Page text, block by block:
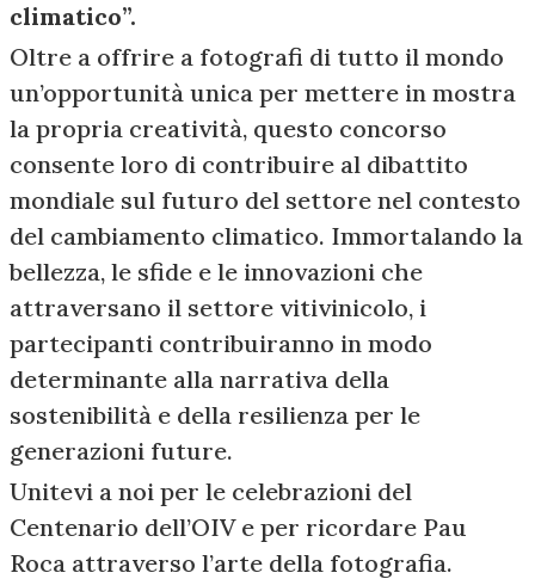
climatico”.
Oltre a offrire a fotografi di tutto il mondo
un’opportunità unica per mettere in mostra
la propria creatività, questo concorso
consente loro di contribuire al dibattito
mondiale sul futuro del settore nel contesto
del cambiamento climatico. Immortalando la
bellezza, le sfide e le innovazioni che
attraversano il settore vitivinicolo, i
partecipanti contribuiranno in modo
determinante alla narrativa della
sostenibilità e della resilienza per le
generazioni future.
Unitevi a noi per le celebrazioni del
Centenario dell’OIV e per ricordare Pau
Roca attraverso l’arte della fotografia.